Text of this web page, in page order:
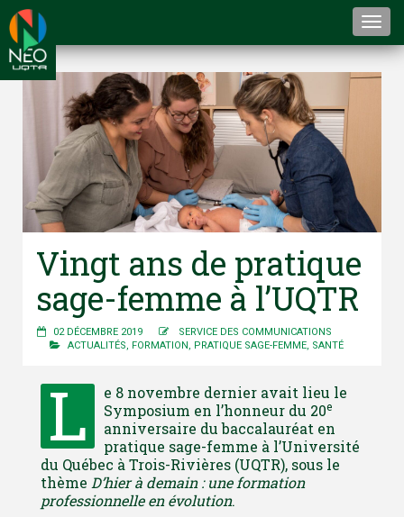
Vingt ans de pratique
sage-femme à l’UQTR
02 DÉCEMBRE 2019
SERVICE DES COMMUNICATIONS
ACTUALITÉS, FORMATION , PRATIQUE SAGE-FEMME, SANTÉ
L
e 8 novembre dernier avait lieu le
Symposium en l’honneur du 20e
anniversaire du baccalauréat en
pratique sage-femme à l’Université
du Québec à Trois-Rivières (UQTR), sous le
thème D’hier à demain : une formation
professionnelle en évolution.